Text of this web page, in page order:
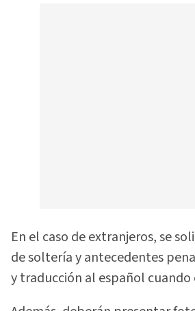
En el caso de extranjeros, se
de soltería y antecedentes
y traducción al español cuando